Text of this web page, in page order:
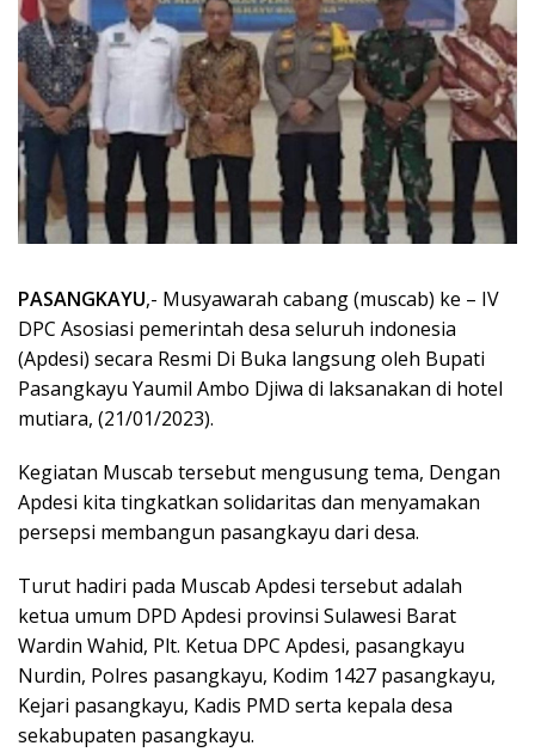
PASANGKAYU,- Musyawarah cabang (muscab) ke – IV
DPC Asosiasi pemerintah desa seluruh indonesia
(Apdesi) secara Resmi Di Buka langsung oleh Bupati
Pasangkayu Yaumil Ambo Djiwa di laksanakan di hotel
mutiara, (21/01/2023).
Kegiatan Muscab tersebut mengusung tema, Dengan
Apdesi kita tingkatkan solidaritas dan menyamakan
persepsi membangun pasangkayu dari desa.
Turut hadiri pada Muscab Apdesi tersebut adalah
ketua umum DPD Apdesi provinsi Sulawesi Barat
Wardin Wahid, Plt. Ketua DPC Apdesi, pasangkayu
Nurdin, Polres pasangkayu, Kodim 1427 pasangkayu,
Kejari pasangkayu, Kadis PMD serta kepala desa
sekabupaten pasangkayu.